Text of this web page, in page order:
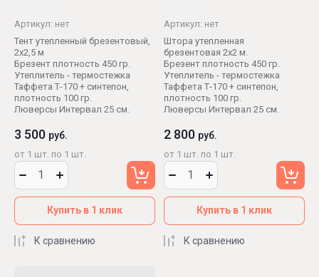
Артикул: нет
Тент утепленный брезентовый,
2х2,5 м
Брезент плотность 450 гр.
Утеплитель - термостежка
Таффета Т-170 + синтепон,
плотность 100 гр.
Люверсы Интервал 25 см.
3 500 руб.
от 1 шт. по 1 шт.
Купить в 1 клик
К сравнению
Артикул: нет
Штора утепленная
брезентовая 2х2 м.
Брезент плотность 450 гр.
Утеплитель - термостежка
Таффета Т-170 + синтепон,
плотность 100 гр.
Люверсы Интервал 25 см.
2 800 руб.
от 1 шт. по 1 шт.
Купить в 1 клик
К сравнению